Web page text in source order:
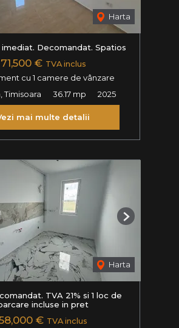
Harta
imediat. Decomandat. Spatios
71,500 € TVA inclus
cu 1 camere de vânzare
Timisoara
36.17 mp 2025
mai multe detalii
Harta
Next
TVA 21% si 1 loc de
incluse in pret
€ TVA inclus